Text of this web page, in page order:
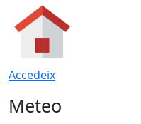
Accedeix
Meteo